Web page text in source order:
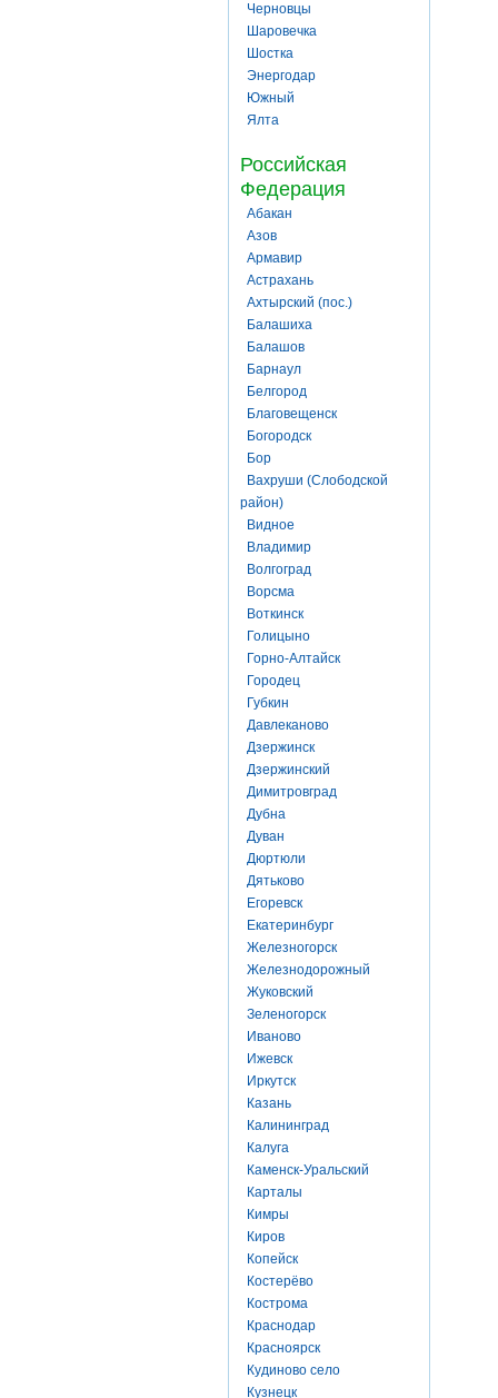
Черновцы
Шаровечка
Шостка
Энергодар
Южный
Ялта
Российская
Федерация
Абакан
Азов
Армавир
Астрахань
Ахтырский (пос.)
Балашиха
Балашов
Барнаул
Белгород
Благовещенск
Богородск
Бор
Вахруши (Слободской
район)
Видное
Владимир
Волгоград
Ворсма
Воткинск
Голицыно
Горно-Алтайск
Городец
Губкин
Давлеканово
Дзержинск
Дзержинский
Димитровград
Дубна
Дуван
Дюртюли
Дятьково
Егоревск
Екатеринбург
Железногорск
Железнодорожный
Жуковский
Зеленогорск
Иваново
Ижевск
Иркутск
Казань
Калининград
Калуга
Каменск-Уральский
Карталы
Кимры
Киров
Копейск
Костерёво
Кострома
Краснодар
Красноярск
Кудиново село
Кузнецк